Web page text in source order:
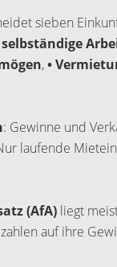
sieben
selbständige
,•
: Gewinne und
laufende
(AfA) liegt
auf ihre